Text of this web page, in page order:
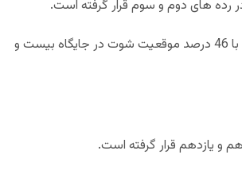
در فاز هجومی، تورنتو رپترز با کسب 112.6 امتیاز در هر بازی در رده چهاردهم قرار گرفته است. تورنتو با 46 درصد موقعیت شوت در جایگاه بیست و